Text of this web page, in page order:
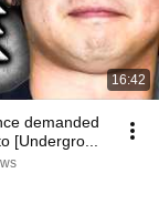
16:42
demanded
[Undergro...